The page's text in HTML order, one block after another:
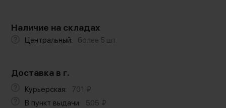
Наличие на складах
Центральный: более 5 шт.
Доставка в г.
Курьерская: 701 ₽
В пункт выдачи:
505 ₽